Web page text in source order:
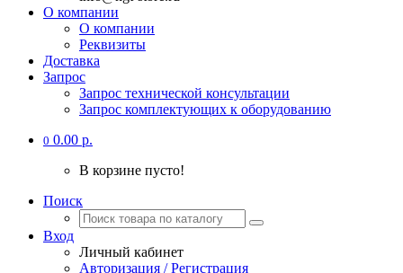
О компании
О компании
Реквизиты
Доставка
Запрос
Запрос технической консультации
Запрос комплектующих к оборудованию
0 0.00 р.
В корзине пусто!
Поиск
Вход
Личный кабинет
Авторизация / Регистрация